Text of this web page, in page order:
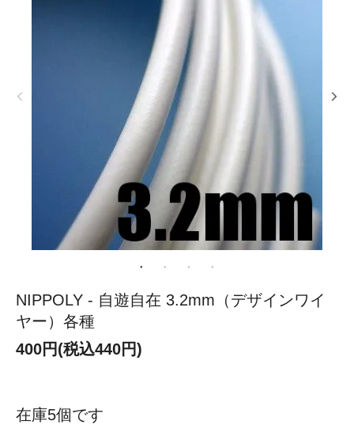
NIPPOLY - 自遊自在 3.2mm（デザインワイ
ヤー）各種
400円(税込440円)
在庫5個です